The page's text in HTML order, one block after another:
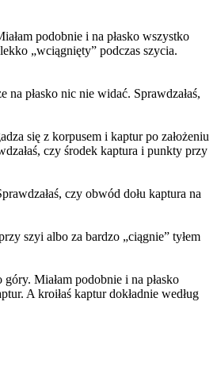
podobnie i na płasko wszystko
„wciągnięty” podczas szycia.
płasko nic nie widać. Sprawdzałaś,
się z korpusem i kaptur po założeniu
czy środek kaptura i punkty przy
czy obwód dołu kaptura na
szyi albo za bardzo „ciągnie” tyłem
Miałam podobnie i na płasko
A kroiłaś kaptur dokładnie według